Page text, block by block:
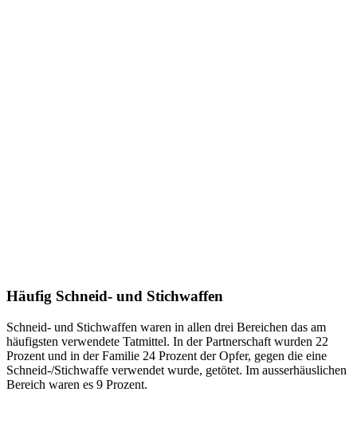
Häufig Schneid- und Stichwaffen
Schneid- und Stichwaffen waren in allen drei Bereichen das am
häufigsten verwendete Tatmittel. In der Partnerschaft wurden 22
Prozent und in der Familie 24 Prozent der Opfer, gegen die eine
Schneid-/Stichwaffe verwendet wurde, getötet. Im ausserhäuslichen
Bereich waren es 9 Prozent.